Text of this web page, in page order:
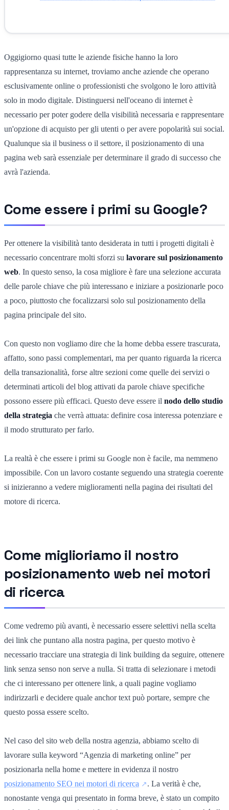
Oggigiorno quasi tutte le aziende fisiche hanno la loro
rappresentanza su internet, troviamo anche aziende che operano
esclusivamente online o professionisti che svolgono le loro attività
solo in modo digitale. Distinguersi nell'oceano di internet è
necessario per poter godere della visibilità necessaria e rappresentare
un'opzione di acquisto per gli utenti o per avere popolarità sui social.
Qualunque sia il business o il settore, il posizionamento di una
pagina web sarà essenziale per determinare il grado di successo che
avrà l'azienda.
Come essere i primi su Google?
Per ottenere la visibilità tanto desiderata in tutti i progetti digitali è
necessario concentrare molti sforzi su lavorare sul posizionamento
web. In questo senso, la cosa migliore è fare una selezione accurata
delle parole chiave che più interessano e iniziare a posizionarle poco
a poco, piuttosto che focalizzarsi solo sul posizionamento della
pagina principale del sito.
Con questo non vogliamo dire che la home debba essere trascurata,
affatto, sono passi complementari, ma per quanto riguarda la ricerca
della transazionalità, forse altre sezioni come quelle dei servizi o
determinati articoli del blog attivati da parole chiave specifiche
possono essere più efficaci. Questo deve essere il nodo dello studio
della strategia che verrà attuata: definire cosa interessa potenziare e
il modo strutturato per farlo.
La realtà è che essere i primi su Google non è facile, ma nemmeno
impossibile. Con un lavoro costante seguendo una strategia coerente
si inizieranno a vedere miglioramenti nella pagina dei risultati del
motore di ricerca.
Come miglioriamo il nostro
posizionamento web nei motori
di ricerca
Come vedremo più avanti, è necessario essere selettivi nella scelta
dei link che puntano alla nostra pagina, per questo motivo è
necessario tracciare una strategia di link building da seguire, ottenere
link senza senso non serve a nulla. Si tratta di selezionare i metodi
che ci interessano per ottenere link, a quali pagine vogliamo
indirizzarli e decidere quale anchor text può portare, sempre che
questo possa essere scelto.
Nel caso del sito web della nostra agenzia, abbiamo scelto di
lavorare sulla keyword “Agenzia di marketing online” per
posizionarla nella home e mettere in evidenza il nostro
posizionamento SEO nei motori di ricerca
. La verità è che,
nonostante venga qui presentato in forma breve, è stato un compito